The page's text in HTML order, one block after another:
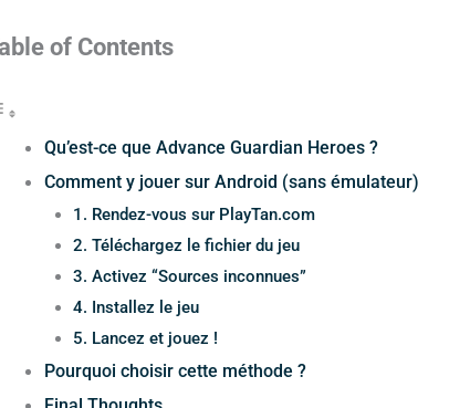
of Contents
Qu’est-ce que Advance Guardian Heroes ?
Comment y jouer sur Android (sans émulateur)
1. Rendez-vous sur PlayTan.com
2. Téléchargez le fichier du jeu
3. Activez “Sources inconnues”
4. Installez le jeu
5. Lancez et jouez !
Pourquoi choisir cette méthode ?